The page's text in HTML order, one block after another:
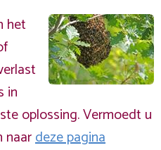
het
in
oplossing. Vermoedt u
naardeze pagina